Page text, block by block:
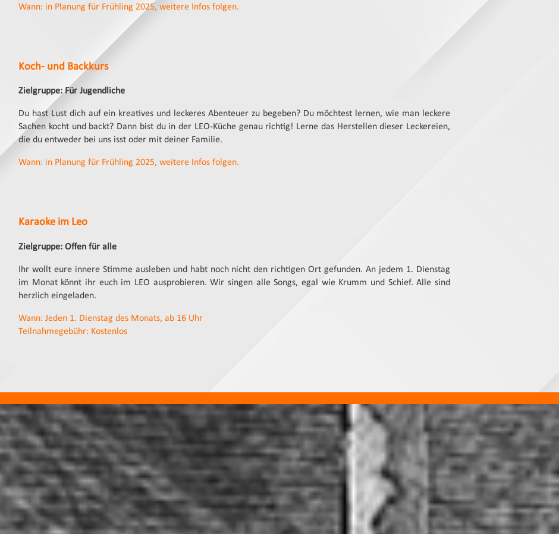
Wann: in Planung für Frühling 2025, weitere Infos folgen.
Koch- und Backkurs
Zielgruppe: Für Jugendliche
Du hast Lust dich auf ein kreatives und leckeres Abenteuer zu begeben? Du möchtest lernen, wie man leckere
Sachen kocht und backt? Dann bist du in der LEO-Küche genau richtig! Lerne das Herstellen dieser Leckereien,
die du entweder bei uns isst oder mit deiner Familie.
Wann: in Planung für Frühling 2025, weitere Infos folgen.
Karaoke im Leo
Zielgruppe: Offen für alle
Ihr wollt eure innere Stimme ausleben und habt noch nicht den richtigen Ort gefunden. An jedem 1. Dienstag
im Monat könnt ihr euch im LEO ausprobieren. Wir singen alle Songs, egal wie Krumm und Schief. Alle sind
herzlich eingeladen.
Wann: Jeden 1. Dienstag des Monats, ab 16 Uhr
Teilnahmegebühr: Kostenlos